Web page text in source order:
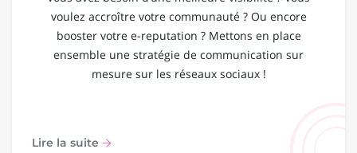
voulez accroître votre communauté ? Ou encore
booster votre e-reputation ? Mettons en place
ensemble une stratégie de communication sur
mesure sur les réseaux sociaux !
Lire la suite